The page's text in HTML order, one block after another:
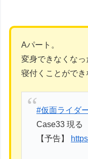
Aパート。
変身できなくなっ
寝付くことができ
#仮面ライダ
Case33 現る
【予告】